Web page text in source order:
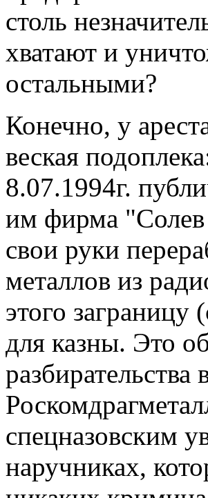
столь
хватают и
остальными?
Конечно, у
веская
8.07.1994г.
им фирма "Солев
свои руки
металлов из
этого
для казны. Это
разбирательства
спецназовским
наручниках,